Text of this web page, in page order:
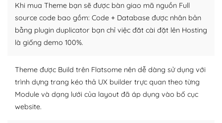
kiếm những cộng đồng WordPress, họ sẽ giúp bạn trả
lời, giải đáp vấn đề của bạn.
Cộng đồng sử dụng WordPress sẵn sàng hỗ trợ bạn
Plugin mở rộng là thành phần cài đặt thêm vào
WordPress để tăng thêm các tính năng cần thiết. Có
nhiều plugin trả phí hoặc miễn phí.
Khi mua Theme bạn sẽ được bàn giao mã nguồn Full
source code bao gồm: Code + Database được nhân bản
bằng plugin duplicator bạn chỉ việc đăt cài đặt lên Hosting
là giống demo 100%.
Theme được Build trên Flatsome nên dễ dàng sử dụng với
trình dựng trang kéo thả UX builder trực quan theo từng
Module và dạng lưới của layout đã áp dụng vào bố cục
website.